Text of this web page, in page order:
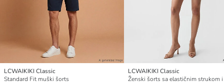
LCWAIKIKI Classic
Standard Fit muški šorts
LCWAIKIKI Classic